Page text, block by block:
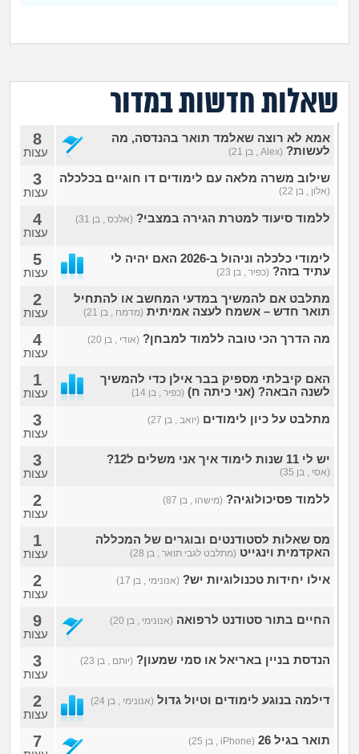
מה שעובר עליי
שומרים על הגוף
יוקר המחיה
גאווה
שאלות חדשות במדור
אמא לא רוצה שאלמד תואר בהנדסה, מה
לעשות? (Alex , בן 21)
8
עצות
שילוב משרה מלאה עם לימודים דו חוגיים בכלכלה
(אלון , בן 22)
3
עצות
ללמוד סיעוד למטרת הגירה במצבי? (אלכס , בן 31) 4
עצות
לימודי כלכלה וניהול ב-2026 האם יהיה לי
עתיד בזה? (כפיר , בן 23)
5
עצות
מתלבט אם להמשיך במדעי המחשב או להתחיל
תואר חדש – אשמח לעצה אמיתית (מדמח , בן 21)
2
עצות
מה הדרך הכי טובה ללמוד למבחן? (אודי , בן 20) 4
עצות
האם קיבלתי מספיק בבר אילן כדי להמשיך
לשנה הבאה? (אני כיתה ח) (כפיר , בן 14)
1
עצות
מתלבט על כיון לימודים (יואב , בן 27) 3
עצות
יש לי 11 שנות לימוד איך אני משלים ל12?
(אסי , בן 35)
3
עצות
ללמוד פסיכולוגיה? (מישהו , בן 87) 2
עצות
מס שאלות לסטודנטים ובוגרים של המכללה
האקדמית וינגייט (מתלבט לגבי תואר , בן 28)
1
עצות
אילו יחידות טכנולוגיות יש? (אנונימי , בן 17) 2
עצות
החיים בתור סטודנט לרפואה (אנונימי , בן 20) 9
עצות
הנדסת בניין באריאל או סמי שמעון? (יותם , בן 23) 3
עצות
דילמה בנוגע לימודים וטיול גדול (אנונימי , בן 24) 2
עצות
תואר בגיל 26 (iPhone , בן 25) 7